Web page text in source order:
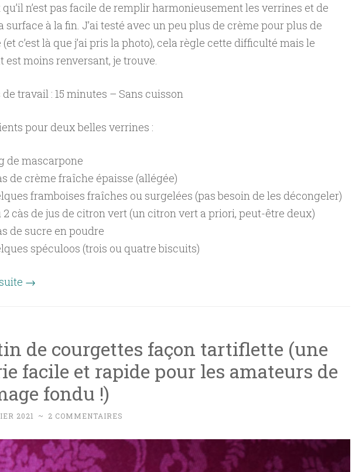
n’est pas facile de remplir harmonieusement les verrines et de
surface à la fin. J’ai testé avec un peu plus de crème pour plus de
c’est là que j’ai pris la photo), cela règle cette difficulté mais le
est moins renversant, je trouve.
travail : 15 minutes – Sans cuisson
pour deux belles verrines :
de mascarpone
de crème fraîche épaisse (allégée)
framboises fraîches ou surgelées (pas besoin de les décongeler)
2 càs de jus de citron vert (un citron vert a priori, peut-être deux)
de sucre en poudre
spéculoos (trois ou quatre biscuits)
→
de courgettes façon tartiflette (une
facile et rapide pour les amateurs de
fondu !)
2021 ~ 2 COMMENTAIRES